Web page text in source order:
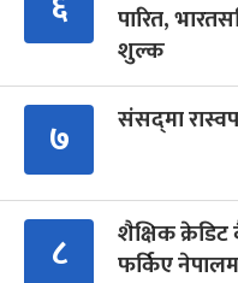
पारित,
शुल्क
७ संसद्‍मा
८
शैक्षिक
फर्किए